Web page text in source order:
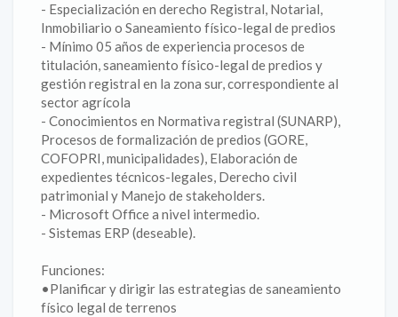
- Especialización en derecho Registral, Notarial,
Inmobiliario o Saneamiento físico-legal de predios
- Mínimo 05 años de experiencia procesos de
titulación, saneamiento físico-legal de predios y
gestión registral en la zona sur, correspondiente al
sector agrícola
- Conocimientos en Normativa registral (SUNARP),
Procesos de formalización de predios (GORE,
COFOPRI, municipalidades), Elaboración de
expedientes técnicos-legales, Derecho civil
patrimonial y Manejo de stakeholders.
- Microsoft Office a nivel intermedio.
- Sistemas ERP (deseable).
Funciones:
•Planificar y dirigir las estrategias de saneamiento
físico legal de terrenos